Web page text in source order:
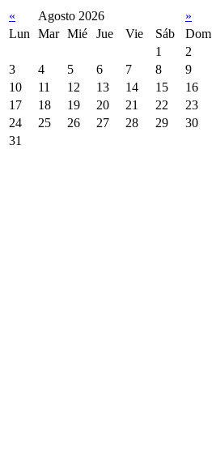
« Agosto 2026
»
Lun
Mar Mié Jue Vie Sáb
Dom
1
2
3
4 5 6 7 8
9
10
11 12 13 14 15
16
17
18 19 20 21 22
23
24
25 26 27 28 29
30
31